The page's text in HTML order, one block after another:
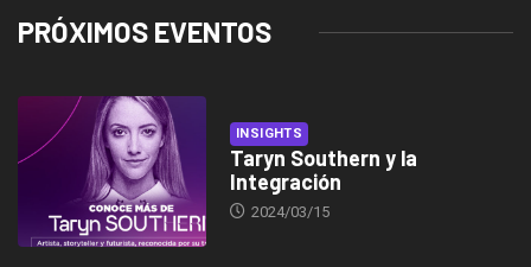
PRÓXIMOS EVENTOS
INSIGHTS
Taryn Southern y la
Integración
2024/03/15